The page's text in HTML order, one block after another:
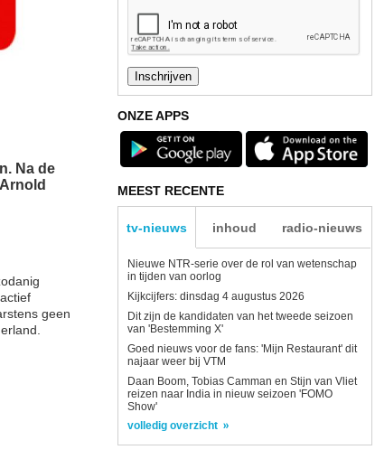
Na de
geen
ONZE APPS
MEEST RECENTE
tv-nieuws inhoud radio-nieuws
Nieuwe NTR-serie over de rol van wetenschap
in tijden van oorlog
Kijkcijfers: dinsdag 4 augustus 2026
Dit zijn de kandidaten van het tweede seizoen
van 'Bestemming X'
Goed nieuws voor de fans: 'Mijn Restaurant' dit
najaar weer bij VTM
Daan Boom, Tobias Camman en Stijn van Vliet
reizen naar India in nieuw seizoen 'FOMO
Show'
volledig overzicht